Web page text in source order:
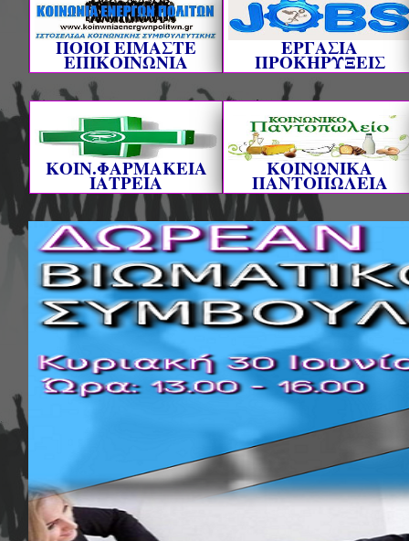
ΠΟΙΟΙ ΕΙΜΑΣΤΕ
ΕΠΙΚΟΙΝΩΝΙΑ
ΕΡΓΑΣΙΑ
ΠΡΟΚΗΡΥΞΕΙΣ
ΚΟΙΝ.ΦΑΡΜΑΚΕΙΑ
ΙΑΤΡΕΙΑ
ΚΟΙΝΩΝΙΚΑ
ΠΑΝΤΟΠΩΛΕΙΑ